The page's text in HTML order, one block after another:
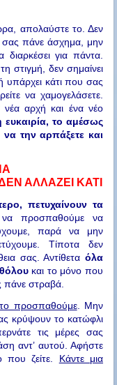
απολαύστε το. Δεν
σας πάνε άσχημα, μην
διαρκέσει για πάντα.
στιγμή, δεν σημαίνει
υπάρχει κάτι που σας
να χαμογελάσετε.
νέα αρχή και ένα νέο
ευκαιρία, το αμέσως
την αρπάξετε και
ΑΛΛΑΖΕΙ ΚΑΤΙ
πετυχαίνουν τα
να προσπαθούμε να
παρά να μην
Τίποτα δεν
σας. Αντίθετα όλα
και το μόνο που
πάνε στραβά.
το προσπαθούμε. Μην
κρύψουν το κατώφλι
τις μέρες σας
αντ’ αυτού. Αφήστε
που ζείτε. Κάντε μια